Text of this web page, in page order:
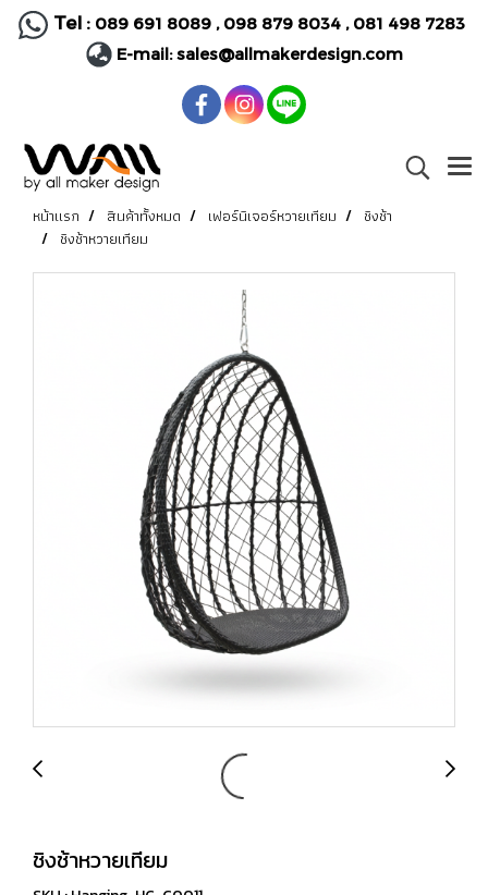
Tel : 089 691 8089, 098 879 8034 , 081 498 7283
E-mail:sales@allmakerdesign.com
หน้าแรก สินค้าทั้งหมด เฟอร์นิเจอร์หวายเทียม
ชิงช้า
ชิงช้าหวายเทียม
ชิงช้าหวายเทียม